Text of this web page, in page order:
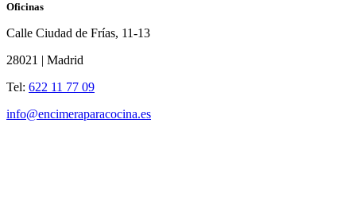
Oficinas
Calle Ciudad de Frías, 11-13
28021 | Madrid
Tel: 622 11 77 09
info@encimeraparacocina.es